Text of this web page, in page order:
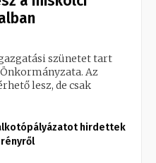
szünetet tart
Az
lesz, de csak
hirdettek